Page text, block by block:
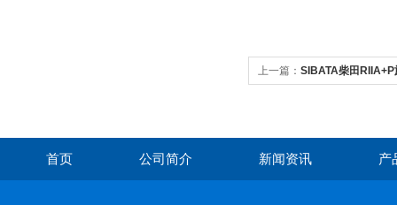
上一篇： SIBATA柴田RIIA+P
首页 公司简介 新闻资讯 产